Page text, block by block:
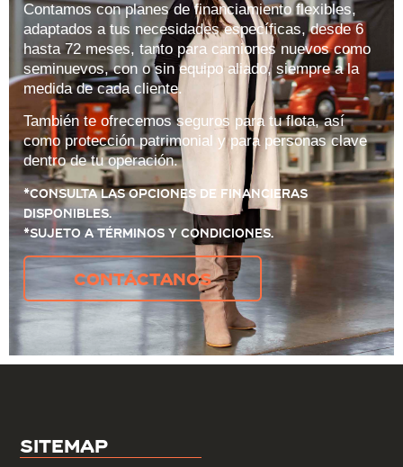
Contamos con planes de financiamiento flexibles,
adaptados a tus necesidades específicas, desde 6
hasta 72 meses, tanto para camiones nuevos como
seminuevos, con o sin equipo aliado, siempre a la
medida de cada cliente.
También te ofrecemos seguros para tu flota, así
como protección patrimonial y para personas clave
dentro de tu operación.
*Consulta las opciones de financieras
disponibles.
*Sujeto a términos y condiciones.
Contáctanos
Sitemap